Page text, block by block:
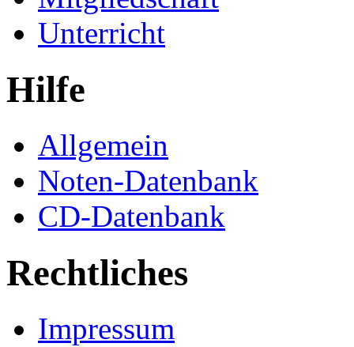
Unterricht
Hilfe
Allgemein
Noten-Datenbank
CD-Datenbank
Rechtliches
Impressum